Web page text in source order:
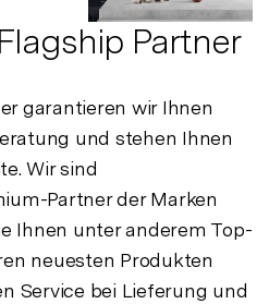
Partner
garantieren wir Ihnen
und stehen Ihnen
Wir sind
Partner der Marken
Ihnen unter anderem Top-
neuesten Produkten
Service bei Lieferung und